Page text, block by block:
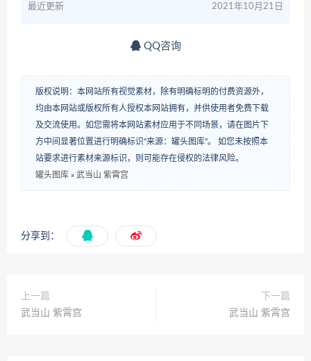
最近更新 2021年10月21日
QQ咨询
版权说明：本网站所有视觉素材，除有明确标明的付费资源外，
均由本网站或版权所有人授权本网站拥有，并供使用者免费下载
及交流使用。如您需将本网站素材应用于不同场景，请在图片下
方中间显著位置进行明确标识“来源：罐头图库”。 如您未按照本
站要求进行素材来源标识，则可能存在侵权的法律风险。
罐头图库 » 武当山 紫霄宫
分享到：
上一篇
武当山 紫霄宫
下一篇
武当山 紫霄宫